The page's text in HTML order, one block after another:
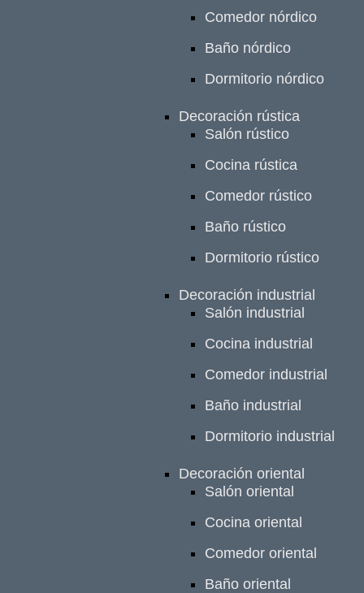
Comedor nórdico
Baño nórdico
Dormitorio nórdico
Decoración rústica
Salón rústico
Cocina rústica
Comedor rústico
Baño rústico
Dormitorio rústico
Decoración industrial
Salón industrial
Cocina industrial
Comedor industrial
Baño industrial
Dormitorio industrial
Decoración oriental
Salón oriental
Cocina oriental
Comedor oriental
Baño oriental